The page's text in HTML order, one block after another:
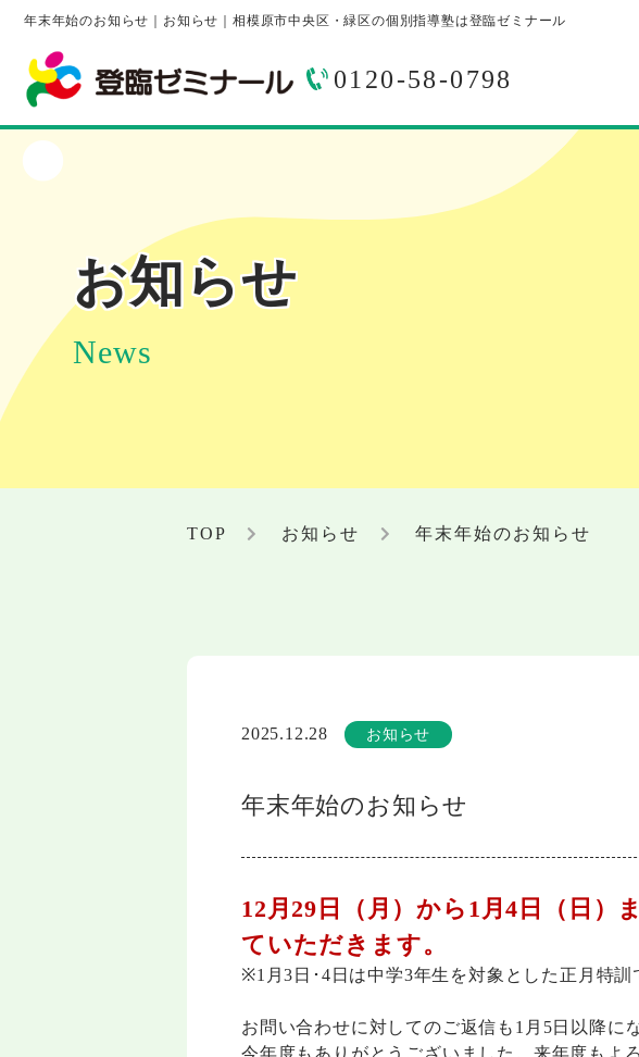
年末年始のお知らせ｜お知らせ｜相模原市中央区・緑区の個別指導塾は登臨ゼミナール
0120-58-0798
お知らせ
News
TOP お知らせ 年末年始のお知らせ
2025.12.28 お知らせ
年末年始のお知らせ
12月29日（月）から1月4日（日）
ていただきます。
※1月3日･4日は中学3年生を対象とした正月特訓
お問い合わせに対してのご返信も1月5日以降に
今年度もありがとうございました。来年度もよ